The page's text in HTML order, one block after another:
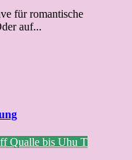
auf...
Qualle bis Uhu T